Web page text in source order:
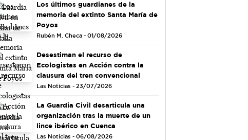
Los últimos guardianes de la
memoria del extinto Santa María de
Poyos
Rubén M. Checa - 01/08/2026
Desestiman el recurso de
Ecologistas en Acción contra la
clausura del tren convencional
Las Noticias - 23/07/2026
La Guardia Civil desarticula una
organización tras la muerte de un
lince ibérico en Cuenca
Las Noticias - 06/08/2026